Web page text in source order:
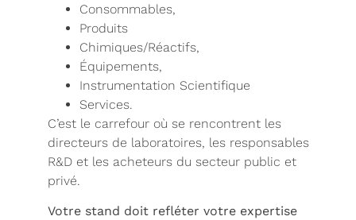
Consommables,
Produits
Chimiques/Réactifs,
Équipements,
Instrumentation Scientifique
Services.
C’est le carrefour où se rencontrent les
directeurs de laboratoires, les responsables
R&D et les acheteurs du secteur public et
privé.
Votre stand doit refléter votre expertise